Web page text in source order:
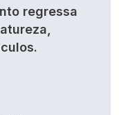
regressa